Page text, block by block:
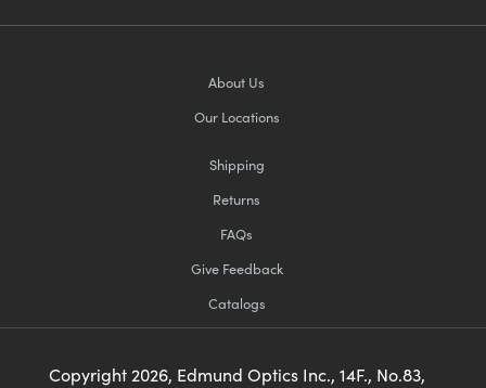
About Us
Our Locations
Shipping
Returns
FAQs
Give Feedback
Catalogs
Copyright2026, Edmund Optics Inc., 14F., No.83,